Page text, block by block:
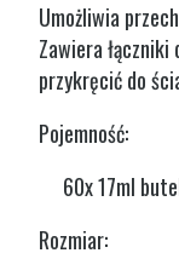
Umożliwia
Zawiera łączniki
przykręcić do
Pojemność:
60x 17ml
Rozmiar: